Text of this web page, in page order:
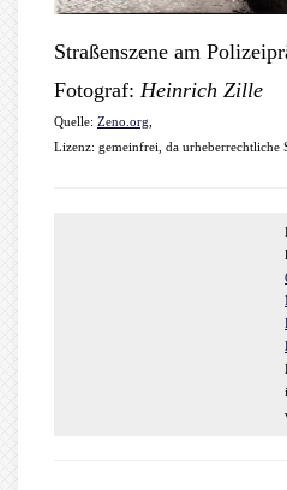
Straßenszene am
Fotograf: Heinrich Zille
Quelle: Zeno.org
Lizenz: gemeinfrei, da urheberrechtliche